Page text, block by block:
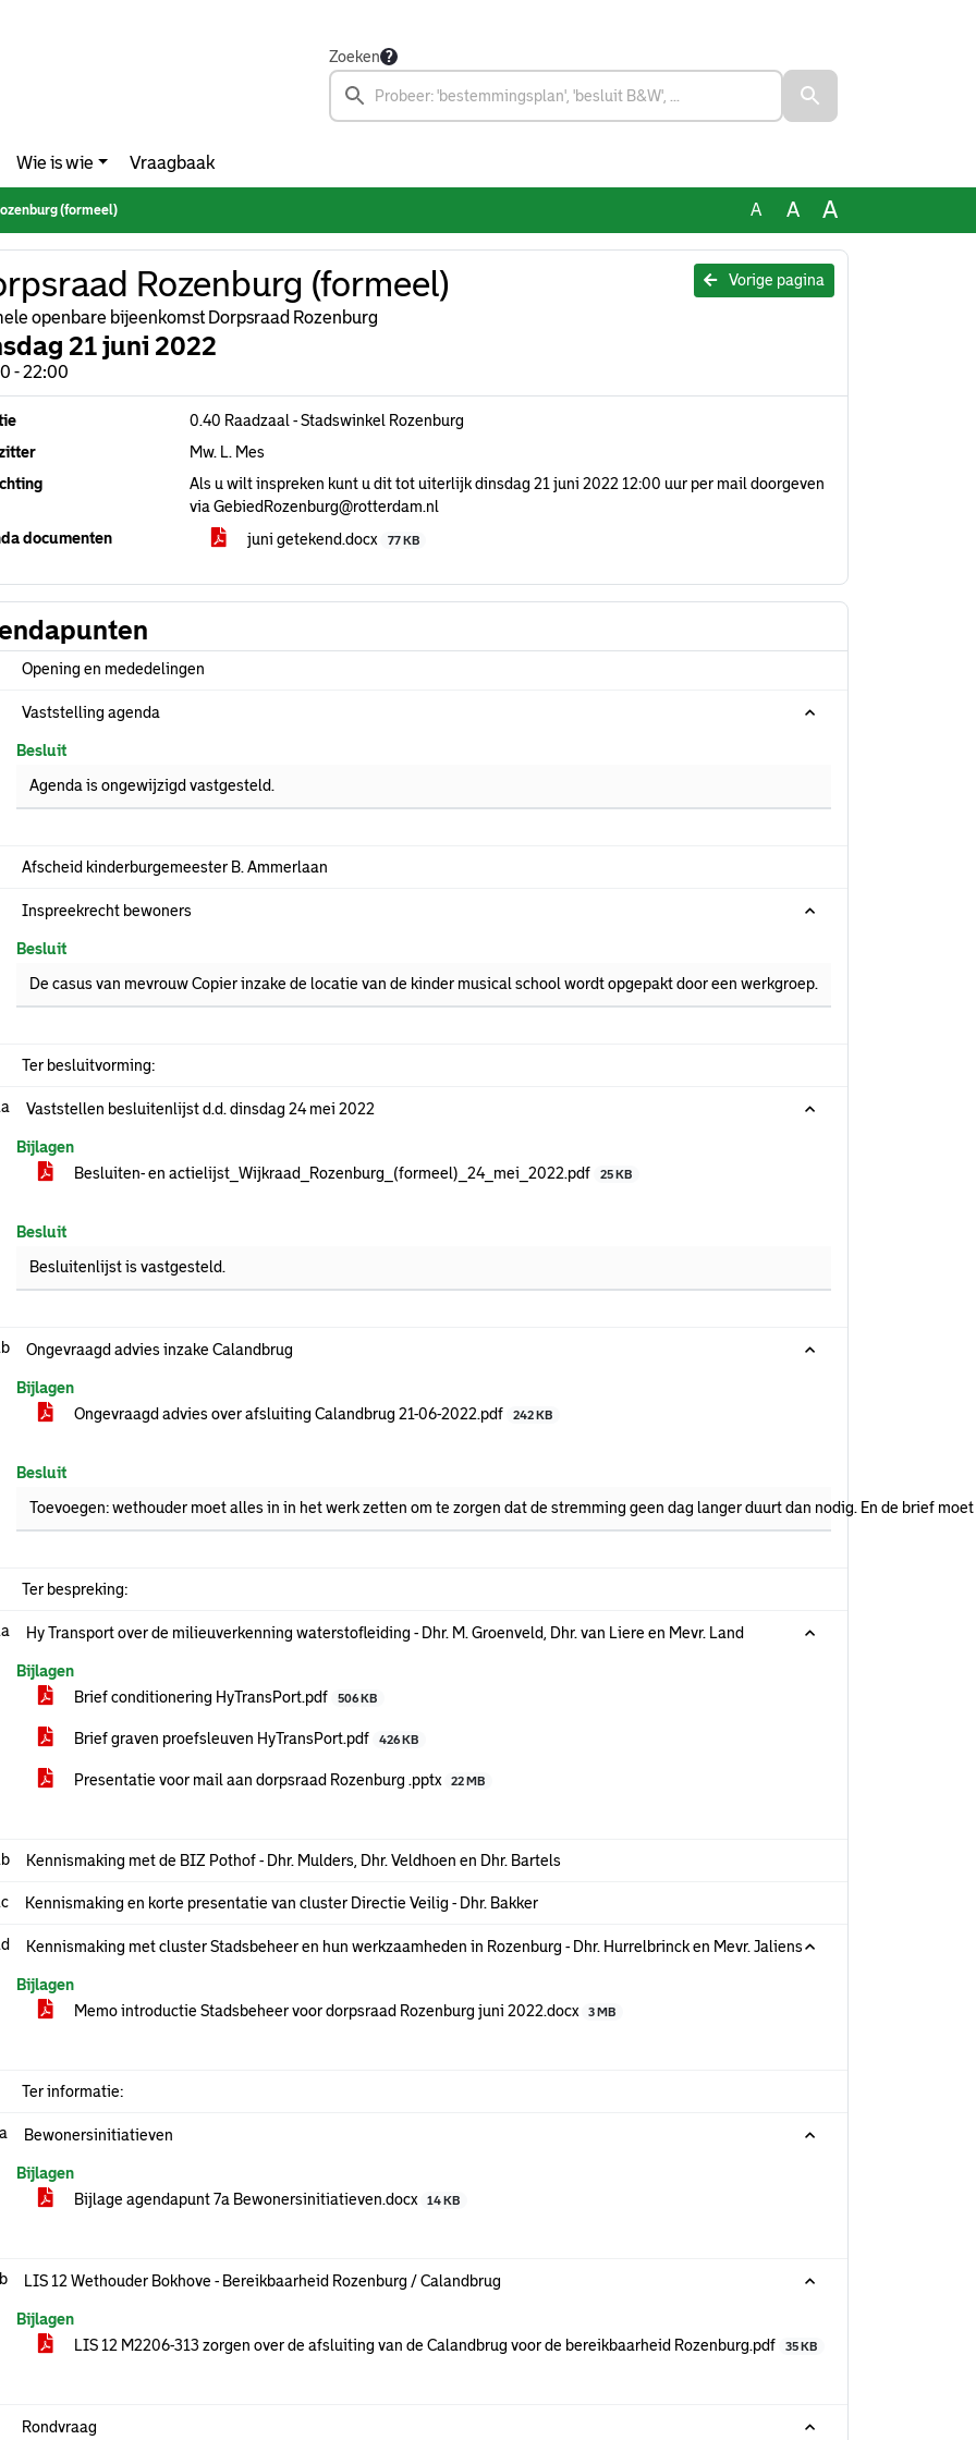
Zoeken
Wie is wie Vraagbaak
(formeel) A A A
Vorige pagina
Rozenburg (formeel)
openbare bijeenkomst Dorpsraad Rozenburg
21 juni 2022
- 22:00
0.40 Raadzaal - Stadswinkel Rozenburg
Mw. L. Mes
Als u wilt inspreken kunt u dit tot uiterlijk dinsdag 21 juni 2022 12:00 uur per mail doorgeven
via GebiedRozenburg@rotterdam.nl
documenten
juni getekend.docx 77 KB
Opening en mededelingen
Vaststelling agenda
Besluit
Agenda is ongewijzigd vastgesteld.
Afscheid kinderburgemeester B. Ammerlaan
Inspreekrecht bewoners
Besluit
De casus van mevrouw Copier inzake de locatie van de kinder musical school wordt opgepakt door een werkgroep.
Ter besluitvorming:
Vaststellen besluitenlijst d.d. dinsdag 24 mei 2022
Bijlagen
Besluiten- en actielijst_Wijkraad_Rozenburg_(formeel)_24_mei_2022.pdf
25 KB
Besluit
Besluitenlijst is vastgesteld.
Ongevraagd advies inzake Calandbrug
Bijlagen
Ongevraagd advies over afsluiting Calandbrug 21-06-2022.pdf
242 KB
Besluit
Toevoegen: wethouder moet alles in in het werk zetten om te zorgen dat de stremming geen dag langer duurt dan nodig. En de brief
Ter bespreking:
Hy Transport over de milieuverkenning waterstofleiding - Dhr. M. Groenveld, Dhr. van Liere en Mevr. Land
Bijlagen
Brief conditionering HyTransPort.pdf
506 KB
Brief graven proefsleuven HyTransPort.pdf 426 KB
Presentatie voor mail aan dorpsraad Rozenburg .pptx 22 MB
Kennismaking met de BIZ Pothof - Dhr. Mulders, Dhr. Veldhoen en Dhr. Bartels
Kennismaking en korte presentatie van cluster Directie Veilig - Dhr. Bakker
Kennismaking met cluster Stadsbeheer en hun werkzaamheden in Rozenburg - Dhr. Hurrelbrinck en Mevr. Jaliens
Bijlagen
Memo introductie Stadsbeheer voor dorpsraad Rozenburg juni 2022.docx
3 MB
Ter informatie:
Bewonersinitiatieven
Bijlagen
Bijlage agendapunt 7a Bewonersinitiatieven.docx
14 KB
LIS 12 Wethouder Bokhove - Bereikbaarheid Rozenburg / Calandbrug
Bijlagen
LIS 12 M2206-313 zorgen over de afsluiting van de Calandbrug voor de bereikbaarheid Rozenburg.pdf
35 KB
Rondvraag